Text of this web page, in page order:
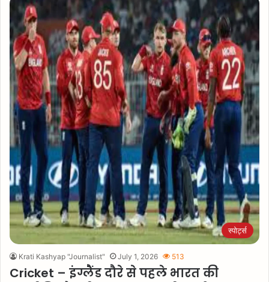
स्पोर्ट्स
Krati Kashyap "Journalist" July 1, 2026 513
Cricket – इंग्लैंड दौरे से पहले भारत की